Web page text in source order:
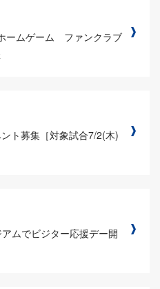
ームゲーム ファンクラブ
ト募集［対象試合7/2(木)
ムでビジター応援デー開